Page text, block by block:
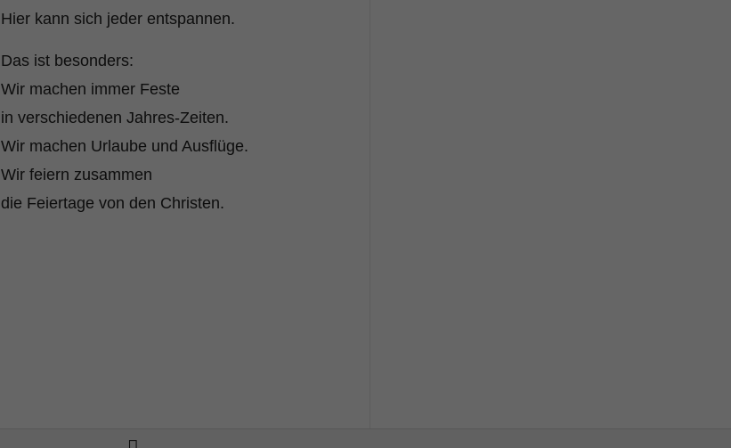
Hier kann sich jeder entspannen.
Das ist besonders:
Wir machen immer Feste
in verschiedenen Jahres-Zeiten.
Wir machen Urlaube und Ausflüge.
Wir feiern zusammen
die Feiertage von den Christen.